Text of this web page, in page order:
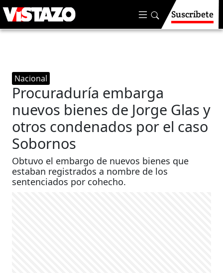
Suscríbete
Nacional
Procuraduría embarga
nuevos bienes de Jorge Glas y
otros condenados por el caso
Sobornos
Obtuvo el embargo de nuevos bienes que
estaban registrados a nombre de los
sentenciados por cohecho.